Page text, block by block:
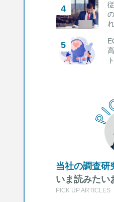
当社の調査研
いま読みたい
PICK UP ARTICLES